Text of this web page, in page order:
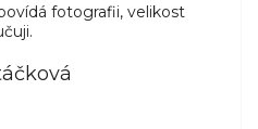
fotografii, velikost